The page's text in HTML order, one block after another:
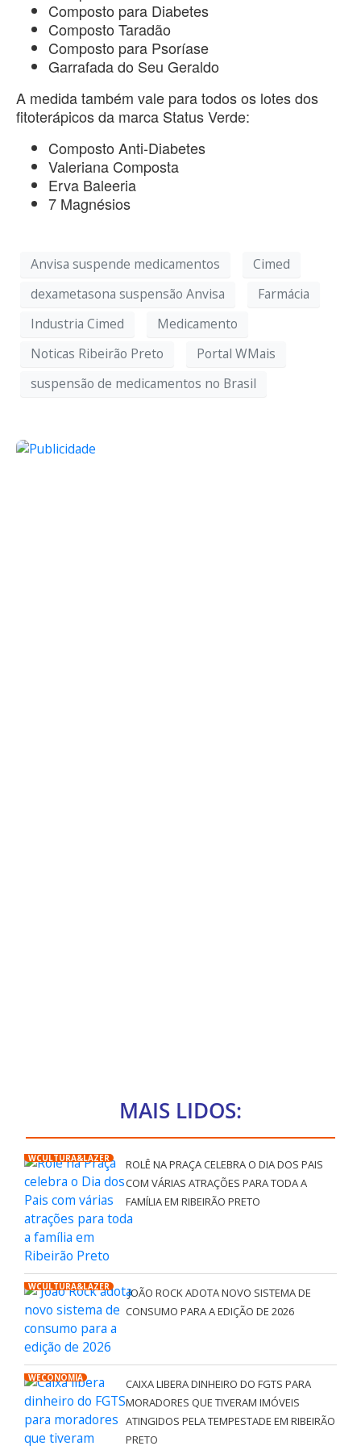
Composto para Diabetes
Composto Taradão
Composto para Psoríase
Garrafada do Seu Geraldo
A medida também vale para todos os lotes dos
fitoterápicos da marca Status Verde:
Composto Anti-Diabetes
Valeriana Composta
Erva Baleeria
7 Magnésios
Anvisa suspende medicamentos
Cimed
dexametasona suspensão Anvisa
Farmácia
Industria Cimed
Medicamento
Noticas Ribeirão Preto
Portal WMais
suspensão de medicamentos no Brasil
MAIS LIDOS:
WCULTURA&LAZER
ROLÊ NA PRAÇA CELEBRA O DIA DOS PAIS
COM VÁRIAS ATRAÇÕES PARA TODA A
FAMÍLIA EM RIBEIRÃO PRETO
WCULTURA&LAZER
JOÃO ROCK ADOTA NOVO SISTEMA DE
CONSUMO PARA A EDIÇÃO DE 2026
WECONOMIA
CAIXA LIBERA DINHEIRO DO FGTS PARA
MORADORES QUE TIVERAM IMÓVEIS
ATINGIDOS PELA TEMPESTADE EM RIBEIRÃO
PRETO